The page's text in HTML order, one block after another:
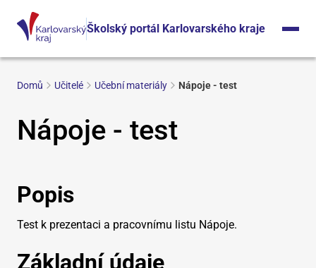
Školský portál Karlovarského kraje
Domů Učitelé Učební materiály Nápoje - test
Nápoje - test
Popis
Test k prezentaci a pracovnímu listu Nápoje.
Základní údaje